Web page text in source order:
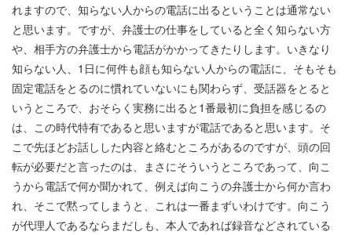
れますので、知らない人からの電話に出るということは通常ない
と思います。ですが、弁護士の仕事をしていると全く知らない方
や、相手方の弁護士から電話がかかってきたりします。いきなり
知らない人、 1 日に何件も顔も知らない人からの電話に、そもそも
固定電話をとるのに慣れていないにも関わらず、受話器をとると
いうところで、おそらく実務に出ると 1番最初に負担を感じるの
は、この時代特有であると思いますが電話であると思います。そ
こで先ほどお話しした内容と絡むところがあるのですが、頭の回
転が必要だと言ったのは、まさにそういうところであって、向こ
うから電話で何か聞かれて、例えば向こうの弁護士から何か言わ
れ、そこで黙ってしまうと、これは一番まずいわけです。向こう
が代理人であるならまだしも、本人であれば録音などされている